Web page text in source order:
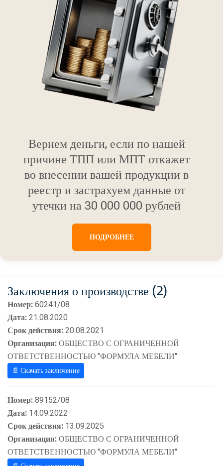
Вернем деньги, если по нашей
причине ТПП или МПТ откажет
во внесении вашей продукции в
реестр и застрахуем данные от
утечки на 30 000 000 рублей
ПОДРОБНЕЕ
Заключения о производстве (2)
Номер:60241/08
Дата:21.08.2020
Срок действия:20.08.2021
Организация:ОБЩЕСТВО С ОГРАНИЧЕННОЙ
ОТВЕТСТВЕННОСТЬЮ "ФОРМУЛА МЕБЕЛИ"
📄 Скачать заключение
Номер:89152/08
Дата: 14.09.2022
Срок действия: 13.09.2025
Организация:ОБЩЕСТВО С ОГРАНИЧЕННОЙ
ОТВЕТСТВЕННОСТЬЮ "ФОРМУЛА МЕБЕЛИ"